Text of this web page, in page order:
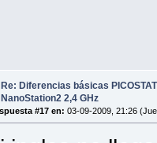
Re: Diferencias básicas
NanoStation2 2,4 GHz
#17 en: 03-09-2009, 21:26